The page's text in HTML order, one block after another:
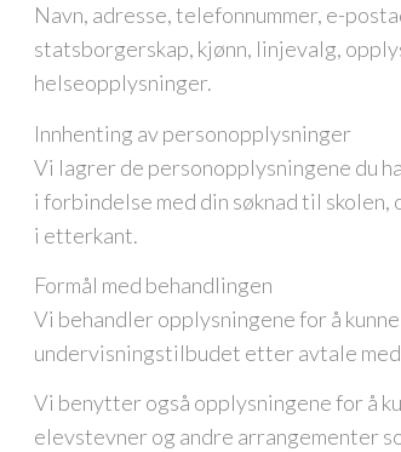
Navn, adresse, telefonnummer, e-
statsborgerskap, kjønn, linjevalg,
helseopplysninger.
Innhenting av personopplysninger
Vi lagrer de personopplysningene du
i forbindelse med din søknad til
i etterkant.
Formål med behandlingen
Vi behandler opplysningene for å
undervisningstilbudet etter avtale
Vi benytter også opplysningene for å
elevstevner og andre arrangementer